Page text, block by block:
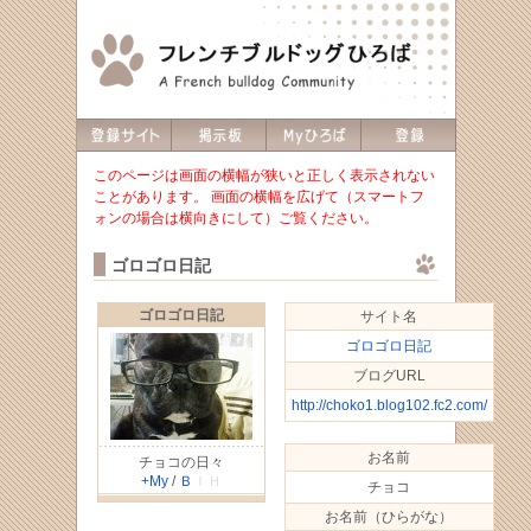
このページは画面の横幅が狭いと正しく表示されない
ことがあります。 画面の横幅を広げて（スマートフ
ォンの場合は横向きにして）ご覧ください。
ゴロゴロ日記
ゴロゴロ日記
チョコの日々
+My/ Ｂ ＩＨ
サイト名
ゴロゴロ日記
ブログURL
http://choko1.blog102.fc2.com/
お名前
チョコ
お名前（ひらがな）